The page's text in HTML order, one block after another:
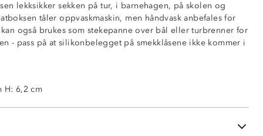
lekksikker sekken på tur, i barnehagen, på skolen og
tåler oppvaskmaskin, men håndvask anbefales for
også brukes som stekepanne over bål eller turbrenner for
- pass på at silikonbelegget på smekklåsene ikke kommer i
H: 6,2 cm
skillevegg